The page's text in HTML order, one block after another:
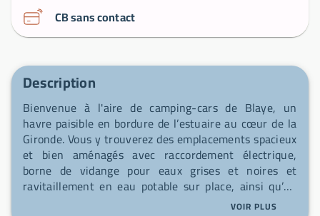
CB sans contact
Description
Bienvenue à l'aire de camping-cars de Blaye, un
havre paisible en bordure de l’estuaire au cœur de la
Gironde. Vous y trouverez des emplacements spacieux
et bien aménagés avec raccordement électrique,
borne de vidange pour eaux grises et noires et
ravitaillement en eau potable sur place, ainsi qu’un
système de tri sélectif des déchets. À deux pas se
VOIR PLUS